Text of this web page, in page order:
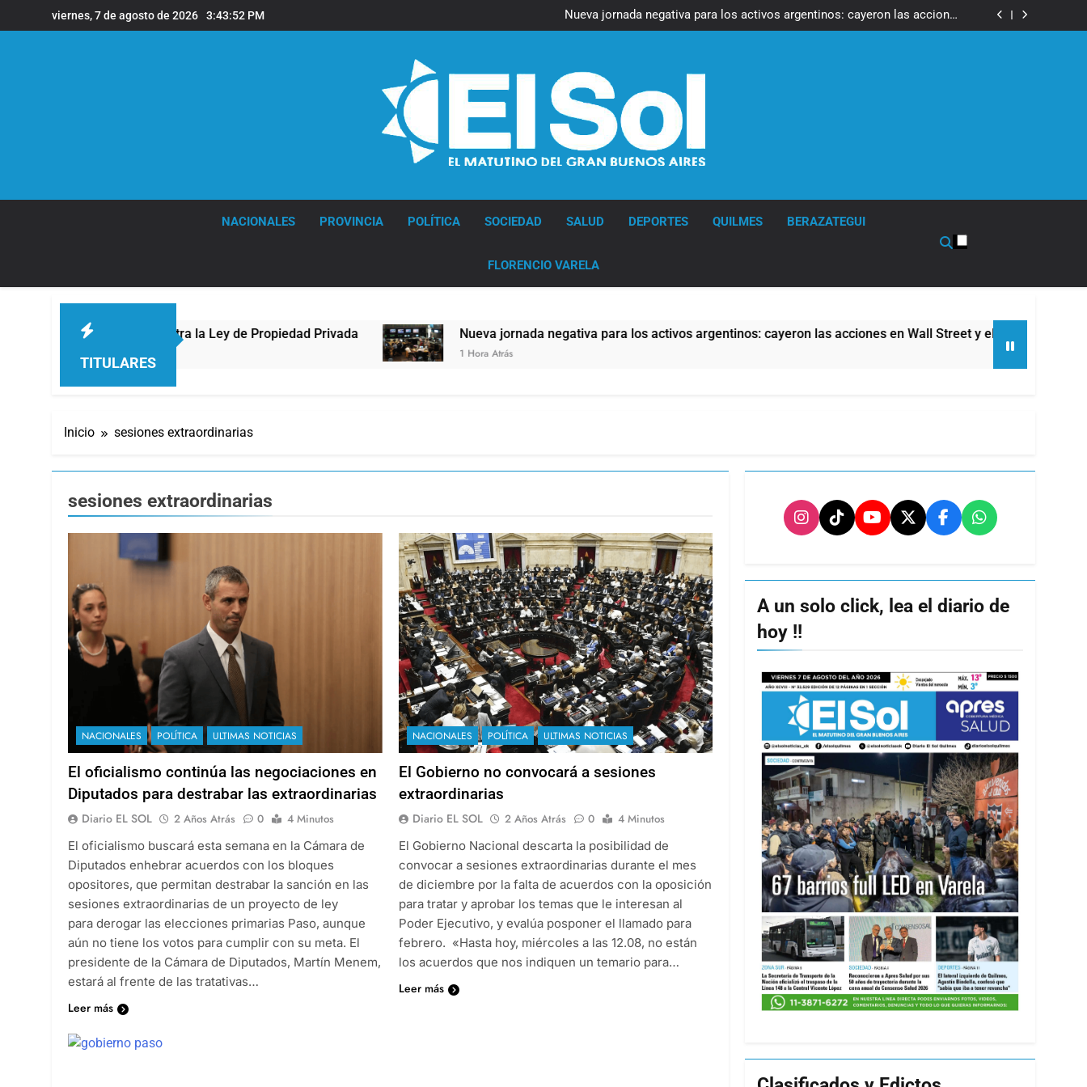
al
viernes, 7 de agosto de 2026 3:43:54 PM
Ley de Propiedad Privada
Nueva jornada negativa para los activos argentinos: cayeron las acciones
en Wall Street y el riesgo país quedó al borde de los 450 puntos
Jorge Macri condenó los disturbios frente al Congreso y calificó a los
Nueva jornada negativa para los activos argentinos: cayeron las acciones
Jorge Macri condenó los disturbios frente al Congreso y calificó a los
Día Internacional de la Cerveza: los tres secretos para servirla
NACIONALES PROVINCIA POLÍTICA SOCIEDAD SALUD DEPORTES QUILMES BERAZATEGUI
FLORENCIO VARELA
TITULARES
contra la Ley de Propiedad Privada Nueva jornada negativa para los activos argentinos: cayeron las acciones en Wall Street y el riesgo país quedó al borde de los
1 Hora Atrás
Inicio sesiones extraordinarias
sesiones extraordinarias
NACIONALES POLÍTICA ULTIMAS NOTICIAS
El oficialismo continúa las negociaciones en
Diputados para destrabar las extraordinarias
Diario EL SOL 2 Años Atrás 0
4 Minutos
El oficialismo buscará esta semana en la Cámara de
Diputados enhebrar acuerdos con los bloques
opositores, que permitan destrabar la sanción en las
sesiones extraordinarias de un proyecto de ley
para derogar las elecciones primarias Paso, aunque
aún no tiene los votos para cumplir con su meta. El
presidente de la Cámara de Diputados, Martín Menem,
estará al frente de las tratativas…
Leer más
NACIONALES POLÍTICA ULTIMAS NOTICIAS
El Gobierno no convocará a sesiones
extraordinarias
Diario EL SOL 2 Años Atrás 0
4 Minutos
El Gobierno Nacional descarta la posibilidad de
convocar a sesiones extraordinarias durante el mes
de diciembre por la falta de acuerdos con la oposición
para tratar y aprobar los temas que le interesan al
Poder Ejecutivo, y evalúa posponer el llamado para
febrero. «Hasta hoy, miércoles a las 12.08, no están
los acuerdos que nos indiquen un temario para…
Leer más
A un solo click, lea el diario de
hoy !!